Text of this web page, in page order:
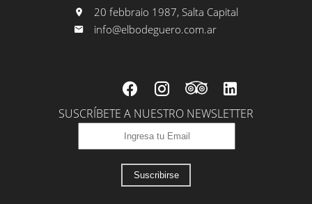
20 febbraio 1987, Salta Capital
info@elbodeguero.com.ar
SUSCRÍBETE A NUESTRO NEWSLETTER
Suscribirse